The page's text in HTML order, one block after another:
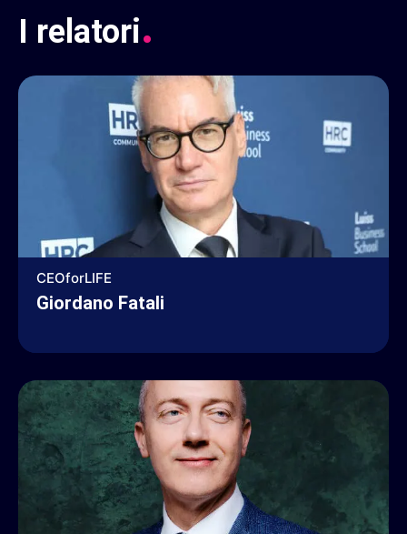
I relatori.
CEOforLIFE
Giordano Fatali